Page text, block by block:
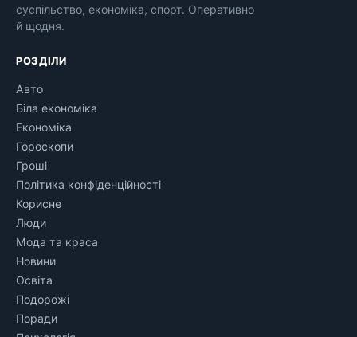
суспільство, економіка, спорт. Оперативно
й щодня.
РОЗДІЛИ
Авто
Біла економіка
Економіка
Гороскопи
Гроші
Політика конфіденційності
Корисне
Люди
Мода та краса
Новини
Освіта
Подорожі
Поради